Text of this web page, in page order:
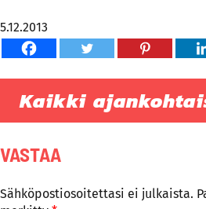
5.12.2013
Kaikki
VASTAA
Sähköpostiosoitettasi ei julkaista.